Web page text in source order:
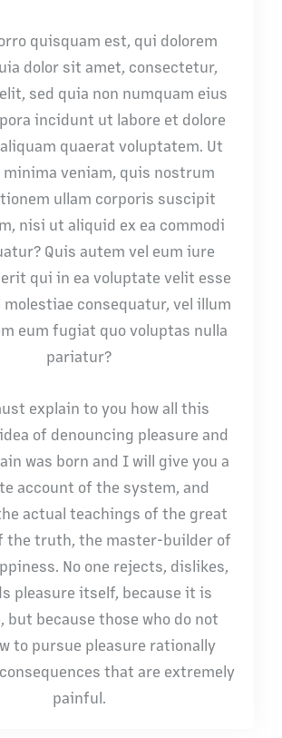
quisquam est, qui dolorem
dolor sit amet, consectetur,
sed quia non numquam eius
incidunt ut labore et dolore
quaerat voluptatem. Ut
minima veniam, quis nostrum
ullam corporis suscipit
nisi ut aliquid ex ea commodi
Quis autem vel eum iure
qui in ea voluptate velit esse
consequatur, vel illum
eum fugiat quo voluptas nulla
pariatur?
explain to you how all this
of denouncing pleasure and
was born and I will give you a
account of the system, and
actual teachings of the great
the truth, the master-builder of
No one rejects, dislikes,
pleasure itself, because it is
but because those who do not
to pursue pleasure rationally
that are extremely
painful.